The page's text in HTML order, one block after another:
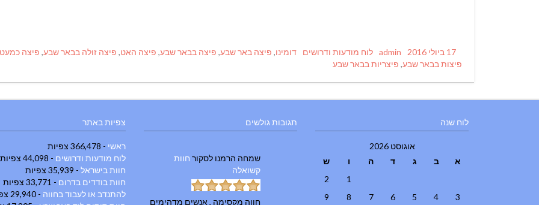
Posted
on
17 ביולי 2016 Author
admin
Categories
לוח מודעות ודרושים Tags
דומינו, פיצה באר שבע, פיצה בבאר שבע, פיצה האט, פיצה זולה בבאר שבע, פיצה
פיצות בבאר שבע, פיצריות בבאר שבע
צפיות באתר
ראשי - 366,478 צפיות
לוח מודעות ודרושים - 44,098 צפיות
חוות בישראל - 35,939 צפיות
חוות בודדים בדרום - 33,771 צפיות
להתנדב או לעבוד בחווה - 29,940 צפיות
תגובות גולשים
שמחה הרמנו לסקור חוות
קשואלה
חווה מקסימה , אנשים מדהימים
לוח שנה
אוגוסט 2026
א
ב ג ד ה ו
ש
1
2
3
4
5
6
7
8
9